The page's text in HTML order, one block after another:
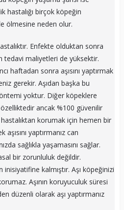
hastalığı birçok köpeğin
ölmesine neden olur.
Enfekte olduktan sonra
tedavi maliyetleri de yüksektir.
haftadan sonra aşısını yaptırmak
gerekir. Aşıdan başka bu
yoktur. Diğer köpeklere
ancak %100 güvenilir
korumak için hemen bir
yaptırmanız can
sağlıkla yaşamasını sağlar.
bir zorunluluk değildir.
kalmıştır. Aşı köpeğinizi
Aşının koruyuculuk süresi
düzenli olarak aşı yaptırmanız